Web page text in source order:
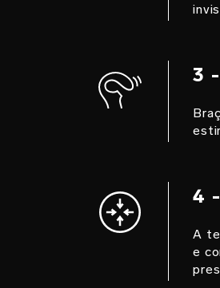
3
4
A
e